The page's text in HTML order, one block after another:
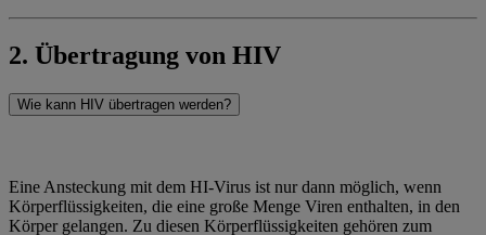
2. Übertragung von HIV
Wie kann HIV übertragen werden?
Eine Ansteckung mit dem HI-Virus ist nur dann möglich, wenn
Körperflüssigkeiten, die eine große Menge Viren enthalten, in den
Körper gelangen. Zu diesen Körperflüssigkeiten gehören zum